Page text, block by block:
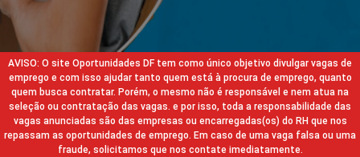
AVISO: O site Oportunidades DF tem como único objetivo divulgar vagas de
emprego e com isso ajudar tanto quem está à procura de emprego, quanto
quem busca contratar. Porém, o mesmo não é responsável e nem atua na
seleção ou contratação das vagas. e por isso, toda a responsabilidade das
vagas anunciadas são das empresas ou encarregadas(os) do RH que nos
repassam as oportunidades de emprego. Em caso de uma vaga falsa ou uma
fraude, solicitamos que nos contate imediatamente.